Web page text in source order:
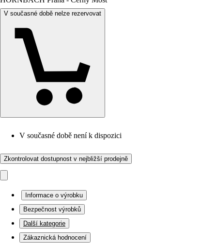
V současné době nelze rezervovat
V současné době není k dispozici
Zkontrolovat dostupnost v nejbližší prodejně
Informace o výrobku
Bezpečnost výrobků
Další kategorie
Zákaznická hodnocení